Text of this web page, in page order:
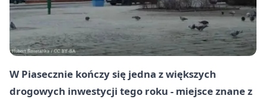
W Piasecznie kończy się jedna z większych
drogowych inwestycji tego roku - miejsce znane z